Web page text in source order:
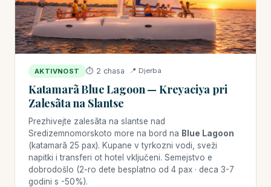
AKTIVNOST ⏱ 2 chasa 📍 Djerba
Katamarã Blue Lagoon — Kreyaciya pri
Zalesãta na Slantse
Prezhivejte zalesãta na slantse nad
Sredizemnomorskoto more na bord na Blue Lagoon
(katamarã 25 pax). Kupane v tyrkozni vodi, sveži
napitki i transferi ot hotel vključeni. Semejstvo e
dobrodošlo (2-ro dete besplatno od 4 pax · deca 3-7
godini s -50%).